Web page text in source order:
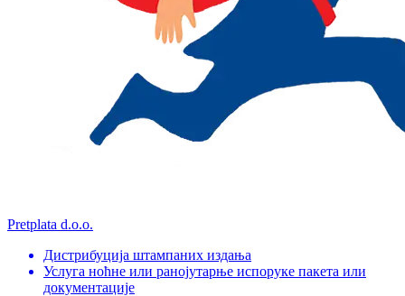
Pretplata d.o.o.
Дистрибуција штампаних издања
Услуга ноћне или ранојутарње испоруке пакета или
документације